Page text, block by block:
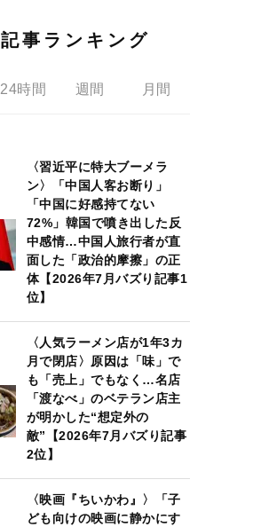
記事ランキング
24時間 週間 月間
〈習近平に特大ブーメラ
ン〉「中国人客お断り」
「中国に好感持てない
72%」韓国で噴き出した反
中感情…中国人旅行者が直
面した「政治的摩擦」の正
体【2026年7月バズり記事1
位】
〈人気ラーメン店が1年3カ
月で閉店〉原因は「味」で
も「売上」でもなく…名店
「渡なべ」のベテラン店主
が明かした“想定外の
敵”【2026年7月バズり記事
2位】
〈映画『ちいかわ』〉「子
ども向けの映画に静かにす